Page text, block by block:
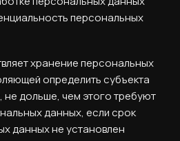
персональных
хранение персональных
определить субъекта
дольше, чем этого требуют
данных, если срок
данных не установлен